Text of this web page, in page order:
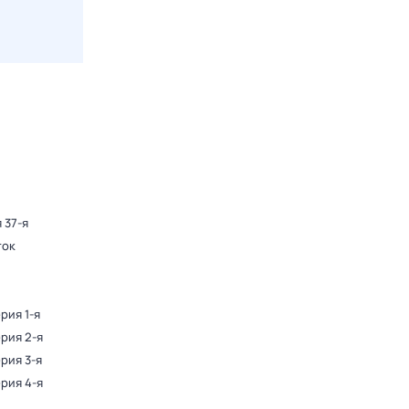
37-я
1-я
2-я
3-я
4-я